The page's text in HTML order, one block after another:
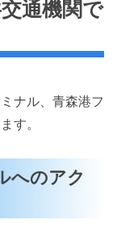
通機関で
ナル、青森港フ
す。
へのアク